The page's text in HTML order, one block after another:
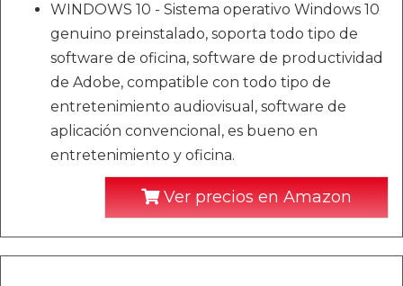
WINDOWS 10 - Sistema operativo Windows 10
genuino preinstalado, soporta todo tipo de
software de oficina, software de productividad
de Adobe, compatible con todo tipo de
entretenimiento audiovisual, software de
aplicación convencional, es bueno en
entretenimiento y oficina.
Ver precios en Amazon